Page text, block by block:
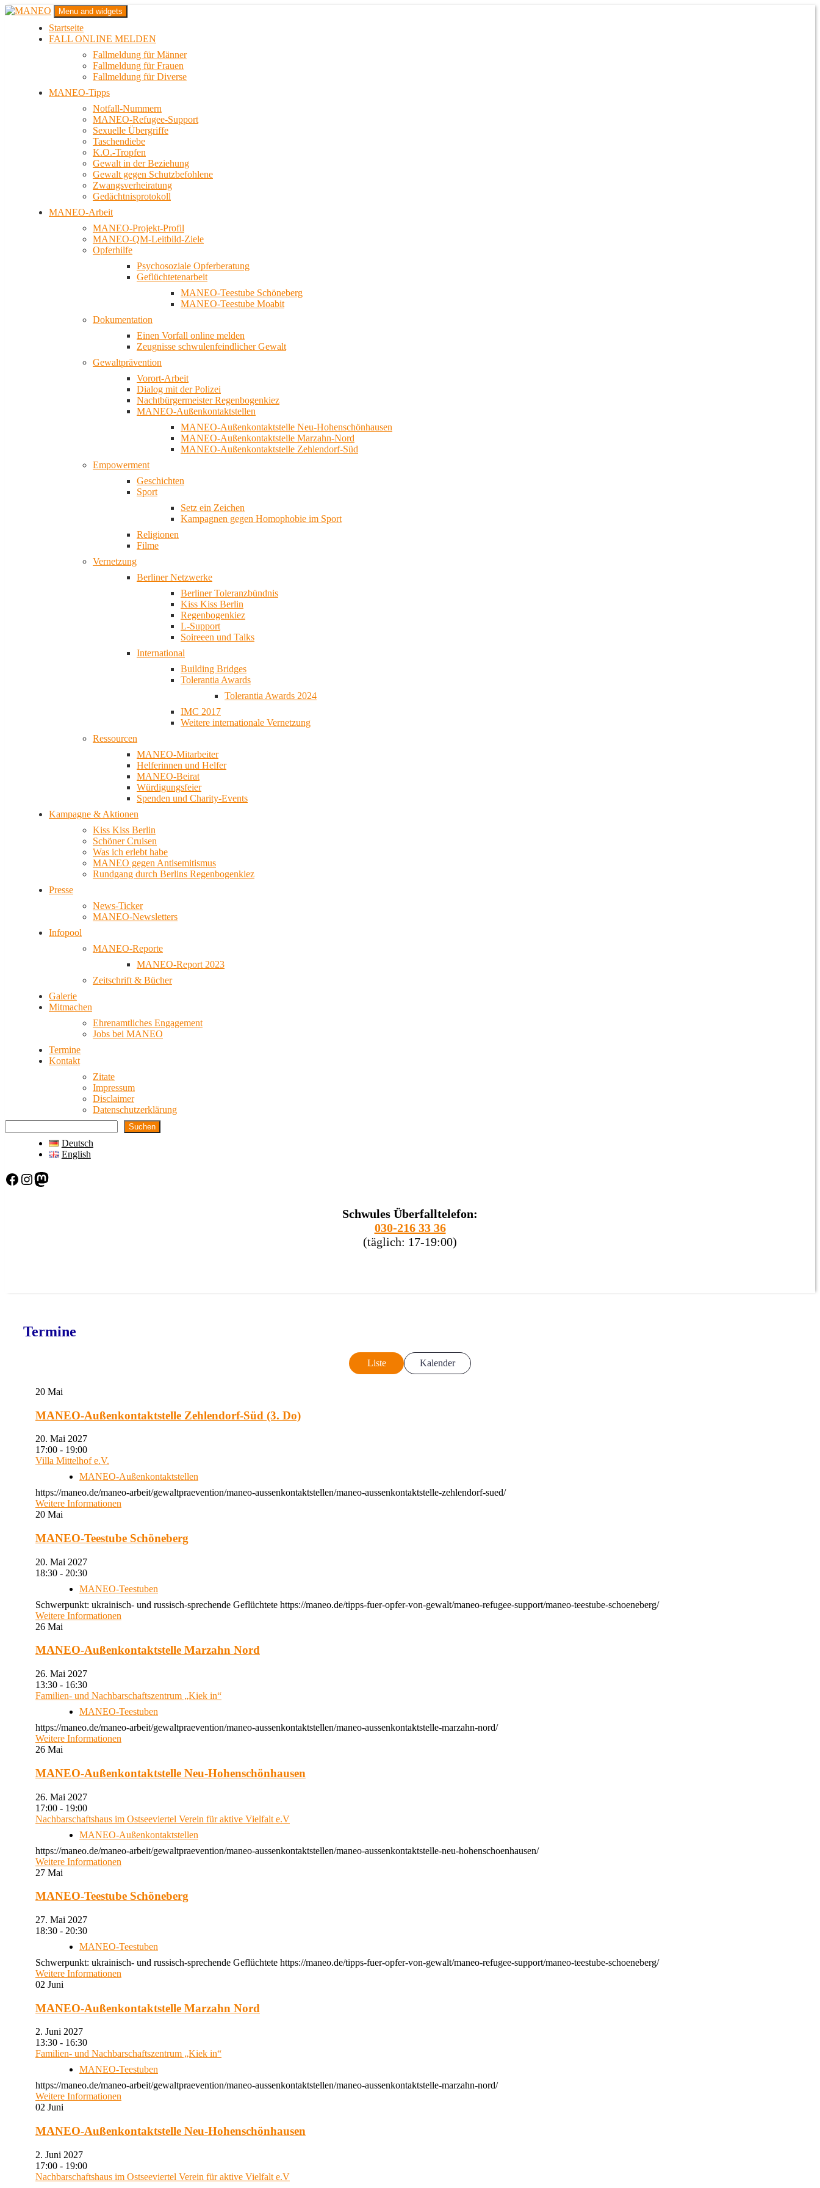
Zum
MANEO
Das schwule Anti-Gewalt-Projekt in Berlin
Menu and widgets
Startseite
FALL ONLINE MELDEN
Fallmeldung für Männer
Fallmeldung für Frauen
Fallmeldung für Diverse
MANEO-Tipps
Notfall-Nummern
MANEO-Refugee-Support
Sexuelle Übergriffe
Taschendiebe
K.O.-Tropfen
Gewalt in der Beziehung
Gewalt gegen Schutzbefohlene
Zwangsverheiratung
Gedächtnisprotokoll
MANEO-Arbeit
MANEO-Projekt-Profil
MANEO-QM-Leitbild-Ziele
Opferhilfe
Psychosoziale Opferberatung
Geflüchtetenarbeit
MANEO-Teestube Schöneberg
MANEO-Teestube Moabit
Dokumentation
Einen Vorfall online melden
Zeugnisse schwulenfeindlicher Gewalt
Gewaltprävention
Vorort-Arbeit
Dialog mit der Polizei
Nachtbürgermeister Regenbogenkiez
MANEO-Außenkontaktstellen
MANEO-Außenkontaktstelle Neu-Hohenschönhausen
MANEO-Außenkontaktstelle Marzahn-Nord
MANEO-Außenkontaktstelle Zehlendorf-Süd
Empowerment
Geschichten
Sport
Setz ein Zeichen
Kampagnen gegen Homophobie im Sport
Religionen
Filme
Vernetzung
Berliner Netzwerke
Berliner Toleranzbündnis
Kiss Kiss Berlin
Regenbogenkiez
L-Support
Soireeen und Talks
International
Building Bridges
Tolerantia Awards
Tolerantia Awards 2024
IMC 2017
Weitere internationale Vernetzung
Ressourcen
MANEO-Mitarbeiter
Helferinnen und Helfer
MANEO-Beirat
Würdigungsfeier
Spenden und Charity-Events
Kampagne & Aktionen
Kiss Kiss Berlin
Schöner Cruisen
Was ich erlebt habe
MANEO gegen Antisemitismus
Rundgang durch Berlins Regenbogenkiez
Presse
News-Ticker
MANEO-Newsletters
Infopool
MANEO-Reporte
MANEO-Report 2023
Zeitschrift & Bücher
Galerie
Mitmachen
Ehrenamtliches Engagement
Jobs bei MANEO
Termine
Kontakt
Zitate
Impressum
Disclaimer
Datenschutzerklärung
Suchen
Deutsch
English
Facebook Instagram Mastodon
Schwules Überfalltelefon:
030-216 33 36
(täglich: 17-19:00)
Termine
Liste Kalender
20 Mai
MANEO-Außenkontaktstelle Zehlendorf-Süd (3. Do)
20. Mai 2027
17:00 - 19:00
Villa Mittelhof e.V.
MANEO-Außenkontaktstellen
https://maneo.de/maneo-arbeit/gewaltpraevention/maneo-aussenkontaktstellen/maneo-aussenkontaktstelle-zehlendorf-sued/
Weitere Informationen
20 Mai
MANEO-Teestube Schöneberg
20. Mai 2027
18:30 - 20:30
MANEO-Teestuben
Schwerpunkt: ukrainisch- und russisch-sprechende Geflüchtete https://maneo.de/tipps-fuer-opfer-von-gewalt/maneo-refugee-support/maneo-teestube-schoeneberg/
Weitere Informationen
26 Mai
MANEO-Außenkontaktstelle Marzahn Nord
26. Mai 2027
13:30 - 16:30
Familien- und Nachbarschaftszentrum „Kiek in“
MANEO-Teestuben
https://maneo.de/maneo-arbeit/gewaltpraevention/maneo-aussenkontaktstellen/maneo-aussenkontaktstelle-marzahn-nord/
Weitere Informationen
26 Mai
MANEO-Außenkontaktstelle Neu-Hohenschönhausen
26. Mai 2027
17:00 - 19:00
Nachbarschaftshaus im Ostseeviertel Verein für aktive Vielfalt e.V
MANEO-Außenkontaktstellen
https://maneo.de/maneo-arbeit/gewaltpraevention/maneo-aussenkontaktstellen/maneo-aussenkontaktstelle-neu-hohenschoenhausen/
Weitere Informationen
27 Mai
MANEO-Teestube Schöneberg
27. Mai 2027
18:30 - 20:30
MANEO-Teestuben
Schwerpunkt: ukrainisch- und russisch-sprechende Geflüchtete https://maneo.de/tipps-fuer-opfer-von-gewalt/maneo-refugee-support/maneo-teestube-schoeneberg/
Weitere Informationen
02 Juni
MANEO-Außenkontaktstelle Marzahn Nord
2. Juni 2027
13:30 - 16:30
Familien- und Nachbarschaftszentrum „Kiek in“
MANEO-Teestuben
https://maneo.de/maneo-arbeit/gewaltpraevention/maneo-aussenkontaktstellen/maneo-aussenkontaktstelle-marzahn-nord/
Weitere Informationen
02 Juni
MANEO-Außenkontaktstelle Neu-Hohenschönhausen
2. Juni 2027
17:00 - 19:00
Nachbarschaftshaus im Ostseeviertel Verein für aktive Vielfalt e.V